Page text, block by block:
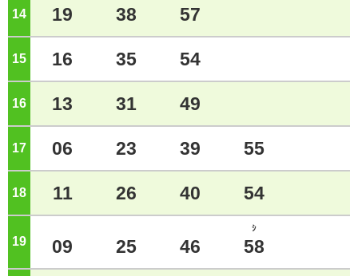
14 19 38 57
15 16 35 54
16 13 31 49
17 06 23 39 55
18 11 26 40 54
19 09 25 46
ｼ
58